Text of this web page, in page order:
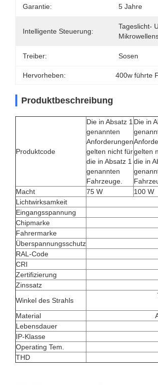
Garantie: 5 Jahre
Intelligente Steuerung:
Tageslicht-
Treiber: Sosen
Hervorheben: 400w führte
Produktbeschreibung
Produktcode
Die in Absatz 1
genannten
Anforderungen
gelten nicht für
die in Absatz 1
genannten
Fahrzeuge.
Die in
gelten
die in
Macht
75 W 100 W
Lichtwirksamkeit
Eingangsspannung
Chipmarke
Fahrermarke
Überspannungsschutz
RAL-Code
CRI
Zertifizierung
Zinssatz
Winkel des Strahls
Material
Lebensdauer
IP-Klasse
Operating Tem.
THD